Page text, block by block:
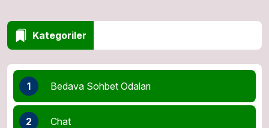
Kategoriler
1 Bedava Sohbet Odaları
2 Chat